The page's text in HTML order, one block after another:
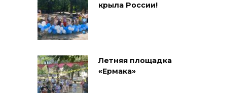
крыла России!
Летняя площадка
«Ермака»